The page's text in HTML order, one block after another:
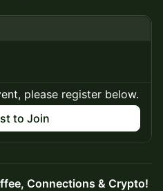
please register below.
to Join
Connections & Crypto!